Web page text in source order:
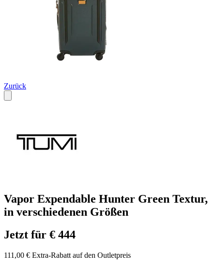
Zurück
Vapor Expendable Hunter Green Textur,
in verschiedenen Größen
Jetzt für € 444
111,00 € Extra-Rabatt auf den Outletpreis